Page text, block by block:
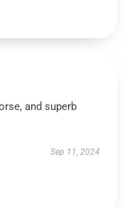
and superb
Sep 11, 2024